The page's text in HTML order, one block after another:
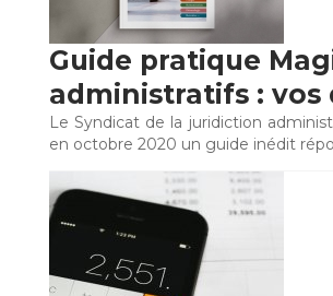
Guide pratique
administratifs : vos
Le Syndicat de la juridiction
en octobre 2020 un guide inédit